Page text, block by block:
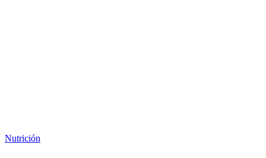
Nutrición